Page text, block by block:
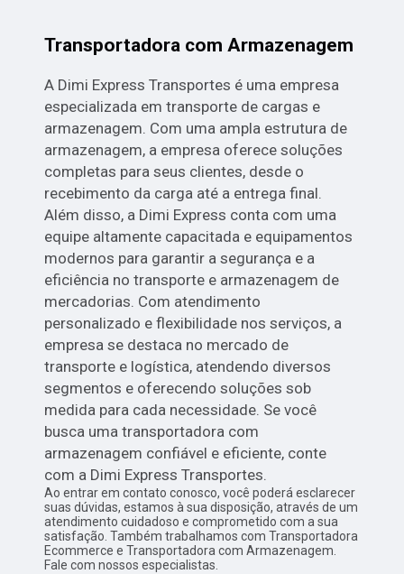
Transportadora com Armazenagem
A Dimi Express Transportes é uma empresa
especializada em transporte de cargas e
armazenagem. Com uma ampla estrutura de
armazenagem, a empresa oferece soluções
completas para seus clientes, desde o
recebimento da carga até a entrega final.
Além disso, a Dimi Express conta com uma
equipe altamente capacitada e equipamentos
modernos para garantir a segurança e a
eficiência no transporte e armazenagem de
mercadorias. Com atendimento
personalizado e flexibilidade nos serviços, a
empresa se destaca no mercado de
transporte e logística, atendendo diversos
segmentos e oferecendo soluções sob
medida para cada necessidade. Se você
busca uma transportadora com
armazenagem confiável e eficiente, conte
com a Dimi Express Transportes.
Ao entrar em contato conosco, você poderá esclarecer
suas dúvidas, estamos à sua disposição, através de um
atendimento cuidadoso e comprometido com a sua
satisfação. Também trabalhamos com Transportadora
Ecommerce e Transportadora com Armazenagem.
Fale com nossos especialistas.